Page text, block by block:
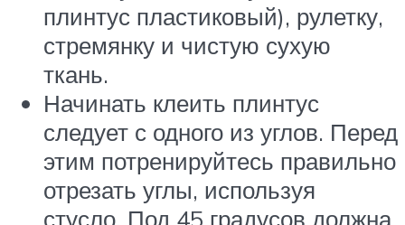
плинтус пластиковый), рулетку,
стремянку и чистую сухую
ткань.
Начинать клеить плинтус
следует с одного из углов. Перед
этим потренируйтесь правильно
отрезать углы, используя
стусло. Под 45 градусов должна